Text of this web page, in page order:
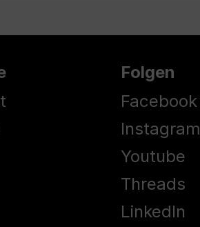
Folgen
Facebook
Instagram
Youtube
Threads
LinkedIn